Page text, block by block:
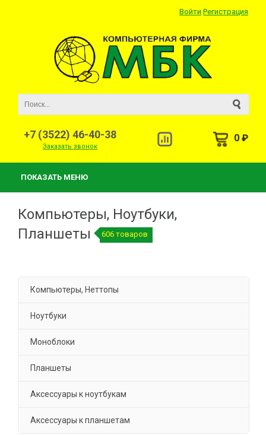
Войти Регистрация
+7 (3522) 46-40-38
Заказать звонок
0 ₽
ПОКАЗАТЬ МЕНЮ
Компьютеры, Ноутбуки,
Планшеты
606 товаров
Компьютеры, Неттопы
Ноутбуки
Моноблоки
Планшеты
Аксессуары к ноутбукам
Аксессуары к планшетам